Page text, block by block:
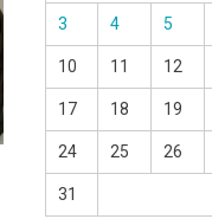
3 4 5
10 11 12
17 18 19
24 25 26
31